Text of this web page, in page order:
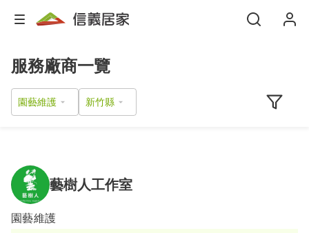
服務廠商一覽
園藝維護
藝樹人工作室
園藝維護